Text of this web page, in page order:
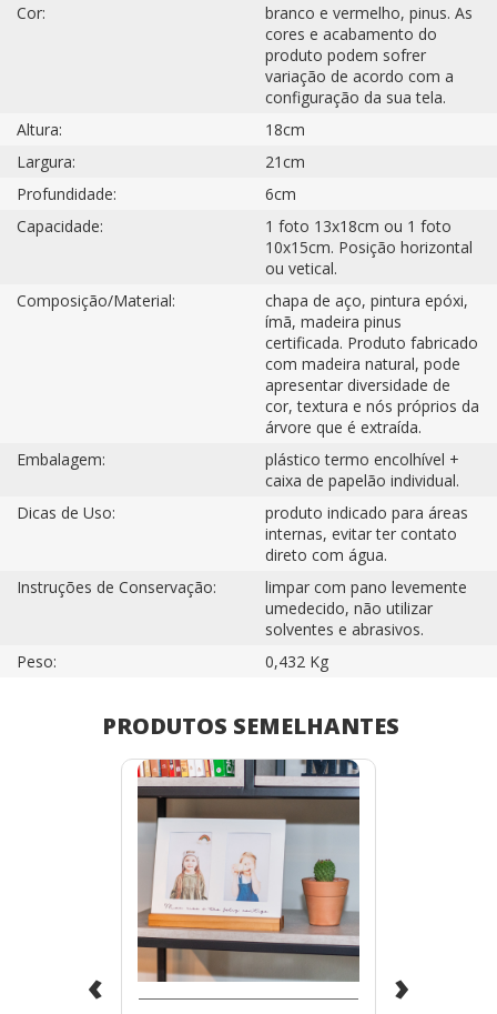
Cor:
branco e vermelho, pinus. As
cores e acabamento do
produto podem sofrer
variação de acordo com a
configuração da sua tela.
Altura:
18cm
Largura:
21cm
Profundidade:
6cm
Capacidade:
1 foto 13x18cm ou 1 foto
10x15cm. Posição horizontal
ou vetical.
Composição/Material:
chapa de aço, pintura epóxi,
ímã, madeira pinus
certificada. Produto fabricado
com madeira natural, pode
apresentar diversidade de
cor, textura e nós próprios da
árvore que é extraída.
Embalagem:
plástico termo encolhível +
caixa de papelão individual.
Dicas de Uso:
produto indicado para áreas
internas, evitar ter contato
direto com água.
Instruções de Conservação:
limpar com pano levemente
umedecido, não utilizar
solventes e abrasivos.
Peso:
0,432 Kg
PRODUTOS SEMELHANTES
‹ ›